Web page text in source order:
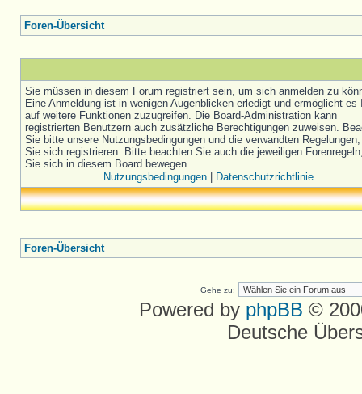
Foren-Übersicht
Sie müssen in diesem Forum registriert sein, um sich anmelden zu
Eine Anmeldung ist in wenigen Augenblicken erledigt und ermöglicht es
auf weitere Funktionen zuzugreifen. Die Board-Administration kann
registrierten Benutzern auch zusätzliche Berechtigungen zuweisen.
Sie bitte unsere Nutzungsbedingungen und die verwandten
Sie sich registrieren. Bitte beachten Sie auch die jeweiligen
Sie sich in diesem Board bewegen.
Nutzungsbedingungen| Datenschutzrichtlinie
Foren-Übersicht
Gehe zu:
Powered by phpBB ©
Deutsche